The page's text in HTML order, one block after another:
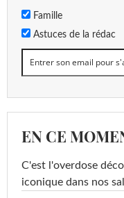
Famille
Astuces de la rédac
EN CE
C'est l'overdose
iconique dans nos